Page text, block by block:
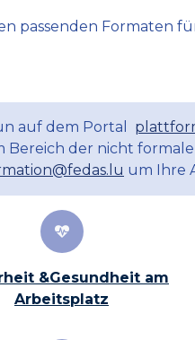
passenden Formaten
auf dem Portal
der nicht
um Ihre
&Gesundheit am
Arbeitsplatz